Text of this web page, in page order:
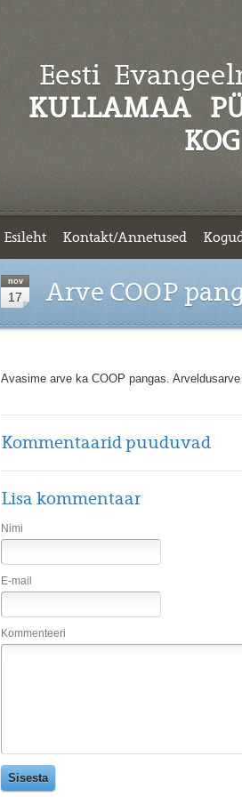
Eesti
KULLAMAA
Esileht Kontakt/Annetused
nov
17 Arve COOP
Avasime arve ka COOP pangas.
Kommentaarid puuduvad
Lisa kommentaar
Nimi
E-mail
Kommenteeri